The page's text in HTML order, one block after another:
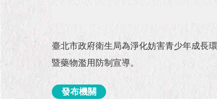
臺北市政府衛生局為淨化妨害青少年成長
暨藥物濫用防制宣導。
發布機關